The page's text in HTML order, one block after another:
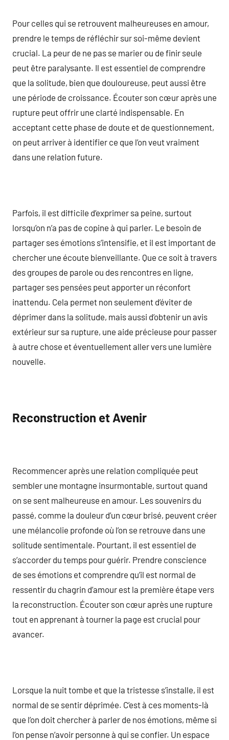
Pour celles qui se retrouvent malheureuses en amour,
prendre le temps de réfléchir sur soi-même devient
crucial. La peur de ne pas se marier ou de finir seule
peut être paralysante. Il est essentiel de comprendre
que la solitude, bien que douloureuse, peut aussi être
une période de croissance. Écouter son cœur après une
rupture peut offrir une clarté indispensable. En
acceptant cette phase de doute et de questionnement,
on peut arriver à identifier ce que l’on veut vraiment
dans une relation future.
Parfois, il est difficile d’exprimer sa peine, surtout
lorsqu’on n’a pas de copine à qui parler. Le besoin de
partager ses émotions s’intensifie, et il est important de
chercher une écoute bienveillante. Que ce soit à travers
des groupes de parole ou des rencontres en ligne,
partager ses pensées peut apporter un réconfort
inattendu. Cela permet non seulement d’éviter de
déprimer dans la solitude, mais aussi d’obtenir un avis
extérieur sur sa rupture, une aide précieuse pour passer
à autre chose et éventuellement aller vers une lumière
nouvelle.
Reconstruction et Avenir
Recommencer après une relation compliquée peut
sembler une montagne insurmontable, surtout quand
on se sent malheureuse en amour. Les souvenirs du
passé, comme la douleur d’un cœur brisé, peuvent créer
une mélancolie profonde où l’on se retrouve dans une
solitude sentimentale. Pourtant, il est essentiel de
s’accorder du temps pour guérir. Prendre conscience
de ses émotions et comprendre qu’il est normal de
ressentir du chagrin d’amour est la première étape vers
la reconstruction. Écouter son cœur après une rupture
tout en apprenant à tourner la page est crucial pour
avancer.
Lorsque la nuit tombe et que la tristesse s’installe, il est
normal de se sentir déprimée. C’est à ces moments-là
que l’on doit chercher à parler de nos émotions, même si
l’on pense n’avoir personne à qui se confier. Un espace